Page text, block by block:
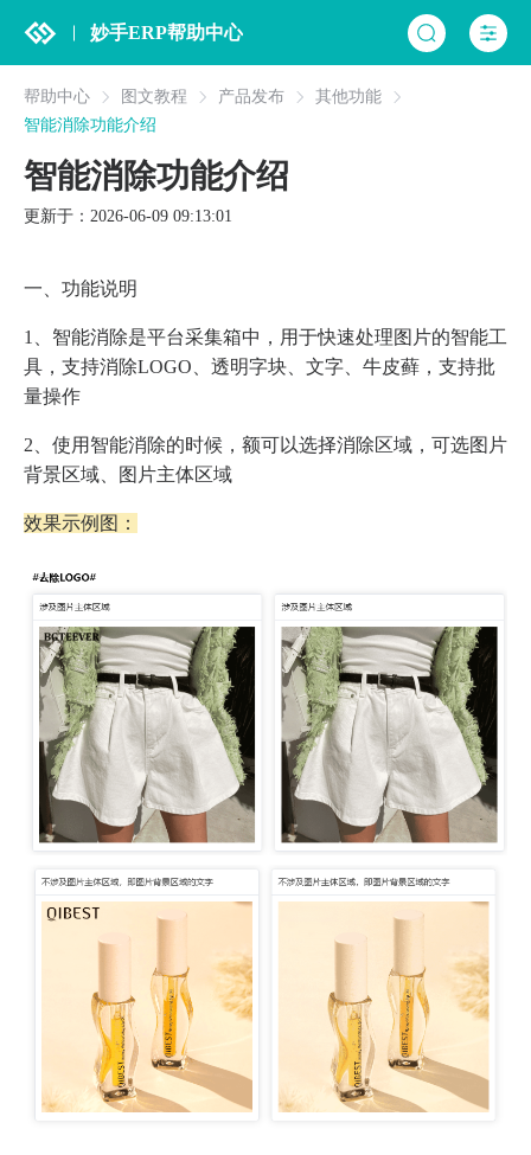
妙手ERP帮助中心
帮助中心 图文教程 产品发布
其他功能
智能消除功能介绍
智能消除功能介绍
更新于：2026-06-09 09:13:01
一、功能说明
1、智能消除是平台采集箱中，用于快速处理图片的智能工
具，支持消除LOGO、透明字块、文字、牛皮藓，支持批
量操作
2、使用智能消除的时候，额可以选择消除区域，可选图片
背景区域、图片主体区域
效果示例图：